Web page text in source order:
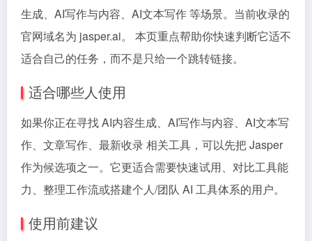
生成、AI写作与内容、AI文本写作 等场景。当前收录的
官网域名为 jasper.ai。 本页重点帮助你快速判断它适不
适合自己的任务，而不是只给一个跳转链接。
适合哪些人使用
如果你正在寻找 AI内容生成、AI写作与内容、AI文本写
作、文章写作、最新收录 相关工具，可以先把 Jasper
作为候选项之一。它更适合需要快速试用、对比工具能
力、整理工作流或搭建个人/团队 AI 工具体系的用户。
使用前建议